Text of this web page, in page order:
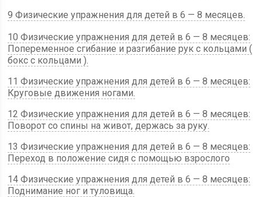
9 Физические упражнения для детей в 6 — 8 месяцев.
10 Физические упражнения для детей в 6 — 8 месяцев:
Попеременное сгибание и разгибание рук с кольцами (
бокс с кольцами ).
11 Физические упражнения для детей в 6 — 8 месяцев:
Круговые движения ногами.
12 Физические упражнения для детей в 6 — 8 месяцев:
Поворот со спины на живот, держась за руку.
13 Физические упражнения для детей в 6 — 8 месяцев:
Переход в положение сидя с помощью взрослого
14 Физические упражнения для детей в 6 — 8 месяцев:
Поднимание ног и туловища.